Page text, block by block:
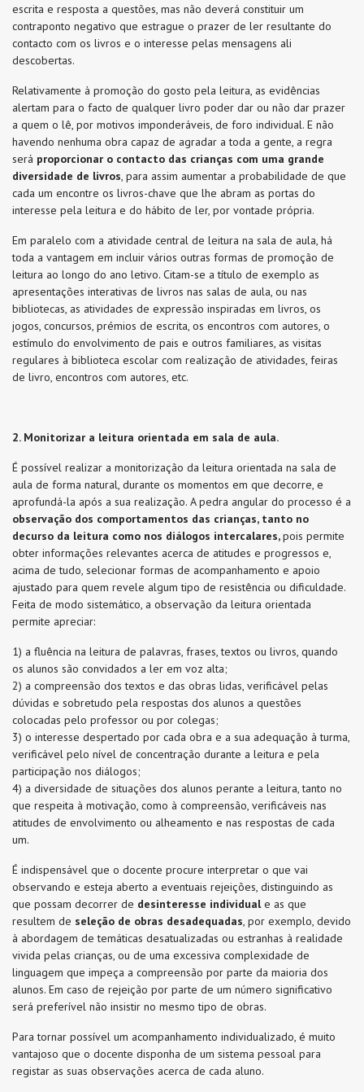
escrita e resposta a questões, mas não deverá constituir um
contraponto negativo que estrague o prazer de ler resultante do
contacto com os livros e o interesse pelas mensagens ali
descobertas.
Relativamente à promoção do gosto pela leitura, as evidências
alertam para o facto de qualquer livro poder dar ou não dar prazer
a quem o lê, por motivos imponderáveis, de foro individual. E não
havendo nenhuma obra capaz de agradar a toda a gente, a regra
será proporcionar o contacto das crianças com uma grande
diversidade de livros, para assim aumentar a probabilidade de que
cada um encontre os livros-chave que lhe abram as portas do
interesse pela leitura e do hábito de ler, por vontade própria.
Em paralelo com a atividade central de leitura na sala de aula, há
toda a vantagem em incluir vários outras formas de promoção de
leitura ao longo do ano letivo. Citam-se a título de exemplo as
apresentações interativas de livros nas salas de aula, ou nas
bibliotecas, as atividades de expressão inspiradas em livros, os
jogos, concursos, prémios de escrita, os encontros com autores, o
estímulo do envolvimento de pais e outros familiares, as visitas
regulares à biblioteca escolar com realização de atividades, feiras
de livro, encontros com autores, etc.
2. Monitorizar a leitura orientada em sala de aula.
É possível realizar a monitorização da leitura orientada na sala de
aula de forma natural, durante os momentos em que decorre, e
aprofundá-la após a sua realização. A pedra angular do processo é a
observação dos comportamentos das crianças, tanto no
decurso da leitura como nos diálogos intercalares,pois permite
obter informações relevantes acerca de atitudes e progressos e,
acima de tudo, selecionar formas de acompanhamento e apoio
ajustado para quem revele algum tipo de resistência ou dificuldade.
Feita de modo sistemático, a observação da leitura orientada
permite apreciar:
1) a fluência na leitura de palavras, frases, textos ou livros, quando
os alunos são convidados a ler em voz alta;
2) a compreensão dos textos e das obras lidas, verificável pelas
dúvidas e sobretudo pela respostas dos alunos a questões
colocadas pelo professor ou por colegas;
3) o interesse despertado por cada obra e a sua adequação à turma,
verificável pelo nível de concentração durante a leitura e pela
participação nos diálogos;
4) a diversidade de situações dos alunos perante a leitura, tanto no
que respeita à motivação, como à compreensão, verificáveis nas
atitudes de envolvimento ou alheamento e nas respostas de cada
um.
É indispensável que o docente procure interpretar o que vai
observando e esteja aberto a eventuais rejeições, distinguindo as
que possam decorrer de desinteresse individuale as que
resultem de seleção de obras desadequadas, por exemplo, devido
à abordagem de temáticas desatualizadas ou estranhas à realidade
vivida pelas crianças, ou de uma excessiva complexidade de
linguagem que impeça a compreensão por parte da maioria dos
alunos. Em caso de rejeição por parte de um número significativo
será preferível não insistir no mesmo tipo de obras.
Para tornar possível um acompanhamento individualizado, é muito
vantajoso que o docente disponha de um sistema pessoal para
registar as suas observações acerca de cada aluno.